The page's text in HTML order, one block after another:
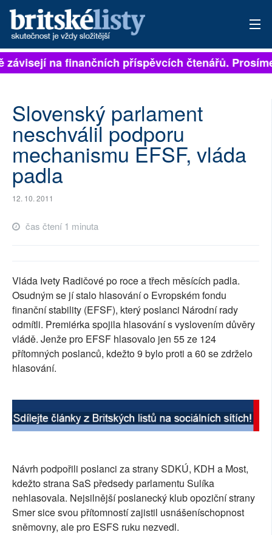
PŘIHLÁSIT
ARCHIV
ROZHOVORY
TÉMATA
NEJČTENĚJŠÍ ZA 7 DNÍ
AUTOŘI
SOCIÁLNÍ SÍTĚ
RUBRIKY
PLNÁ VERZE STRÁNEK
na finančních příspěvcích čtenářů.
Slovenský parlament
neschválil podporu
mechanismu EFSF, vláda
padla
12. 10. 2011
čas čtení 1 minuta
Vláda Ivety Radičové po roce a třech měsících padla.
Osudným se jí stalo hlasování o Evropském fondu
finanční stability (EFSF), který poslanci Národní rady
odmítli. Premiérka spojila hlasování s vyslovením důvěry
vládě. Jenže pro EFSF hlasovalo jen 55 ze 124
přítomných poslanců, kdežto 9 bylo proti a 60 se zdrželo
hlasování.
Návrh podpořili poslanci za strany SDKÚ, KDH a Most,
kdežto strana SaS předsedy parlamentu Sulíka
nehlasovala. Nejsilnější poslanecký klub opoziční strany
Smer sice svou přítomností zajistil usnášeníschopnost
sněmovny, ale pro ESFS ruku nezvedl.